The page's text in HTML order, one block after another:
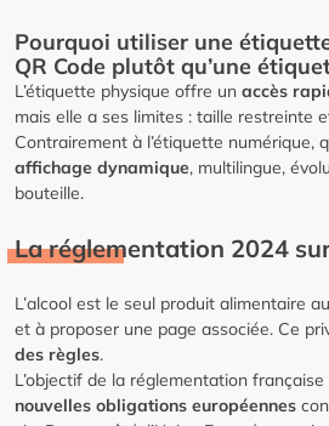
Pourquoi utiliser une
QR Code plutôt qu’une
L’étiquette physique offre un accès
mais elle a ses limites : taille restreinte
Contrairement à l’étiquette numérique,
affichage dynamique, multilingue,
bouteille.
La réglementation 2024
L’alcool est le seul produit alimentaire
et à proposer une page associée. Ce
des règles.
L’objectif de la réglementation
nouvelles obligations européennes